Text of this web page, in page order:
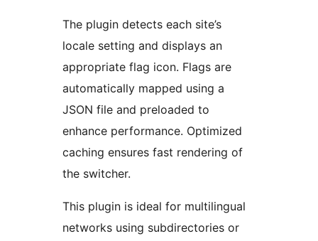
The plugin detects each site’s
locale setting and displays an
appropriate flag icon. Flags are
automatically mapped using a
JSON file and preloaded to
enhance performance. Optimized
caching ensures fast rendering of
the switcher.
This plugin is ideal for multilingual
networks using subdirectories or